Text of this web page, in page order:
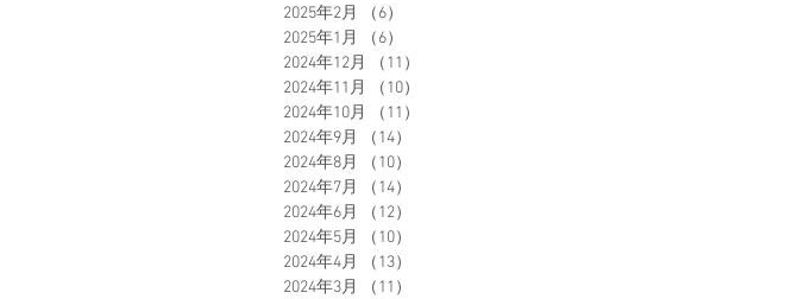
2025年2月
（6）
2025年1月
（6）
2024年12月
（11）
2024年11月
（10）
2024年10月
（11）
2024年9月
（14）
2024年8月
（10）
2024年7月
（14）
2024年6月
（12）
2024年5月
（10）
2024年4月
（13）
2024年3月
（11）